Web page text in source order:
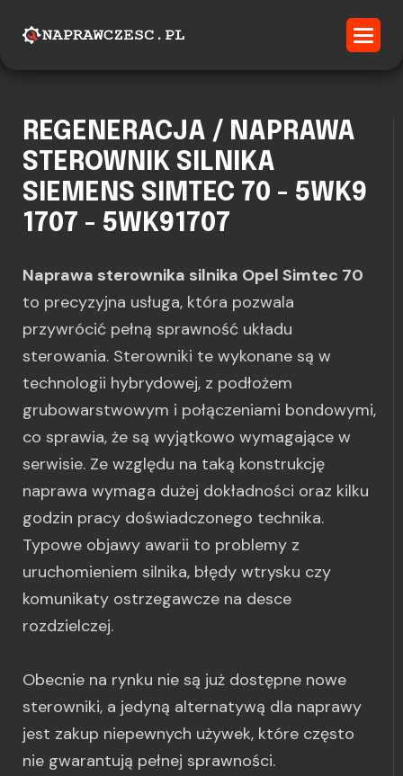
REGENERACJA / NAPRAWA
STEROWNIK SILNIKA
SIEMENS SIMTEC 70 - 5WK9
1707 - 5WK91707
Naprawa sterownika silnika Opel Simtec 70
to precyzyjna usługa, która pozwala
przywrócić pełną sprawność układu
sterowania. Sterowniki te wykonane są w
technologii hybrydowej, z podłożem
grubowarstwowym i połączeniami bondowymi,
co sprawia, że są wyjątkowo wymagające w
serwisie. Ze względu na taką konstrukcję
naprawa wymaga dużej dokładności oraz kilku
godzin pracy doświadczonego technika.
Typowe objawy awarii to problemy z
uruchomieniem silnika, błędy wtrysku czy
komunikaty ostrzegawcze na desce
rozdzielczej.
Obecnie na rynku nie są już dostępne nowe
sterowniki, a jedyną alternatywą dla naprawy
jest zakup niepewnych używek, które często
nie gwarantują pełnej sprawności.